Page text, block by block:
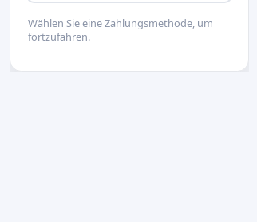
Wählen Sie eine Zahlungsmethode, um
fortzufahren.